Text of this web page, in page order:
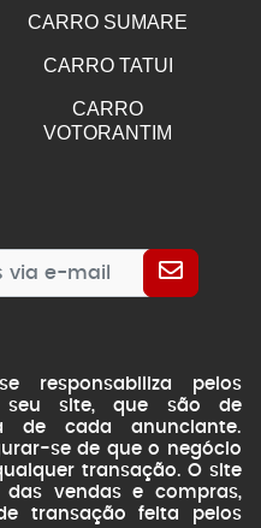
CARRO SUMARE
CARRO TATUI
CARRO
VOTORANTIM
responsabiliza pelos
seu site, que são de
de cada anunciante.
se de que o negócio
transação. O site
vendas e compras,
transação feita pelos